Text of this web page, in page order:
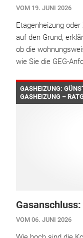
VOM 19. JUNI 2026
Etagenheizung
auf den Grund,
ob die
wie Sie die GEG-
GASHEIZUNG:
GASHEIZUNG –
VOM 06. JUNI 2026